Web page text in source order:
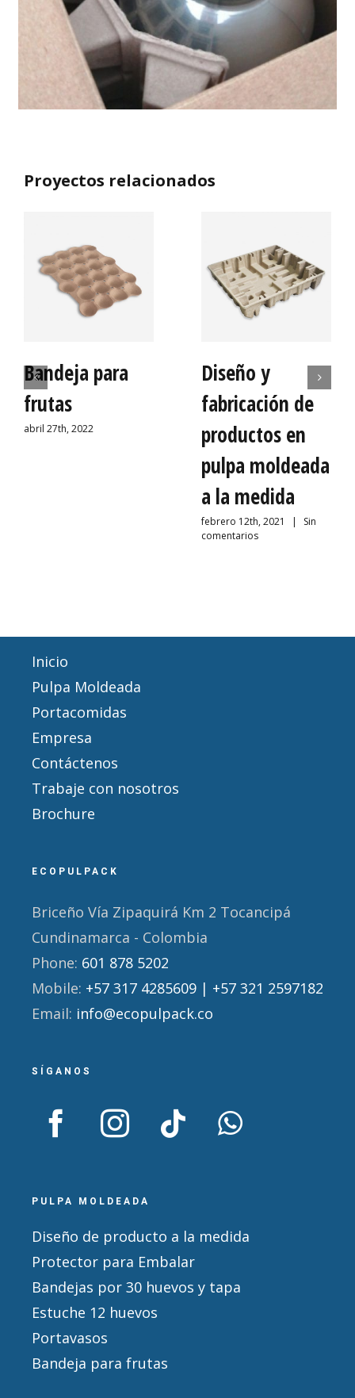
Proyectos relacionados
Bandeja para
frutas
abril 27th, 2022
Diseño y
fabricación de
productos en
pulpa moldeada
a la medida
febrero 12th, 2021 |
Sin
comentarios
Inicio
Pulpa Moldeada
Portacomidas
Empresa
Contáctenos
Trabaje con nosotros
Brochure
ECOPULPACK
Briceño Vía Zipaquirá Km 2 Tocancipá
Cundinamarca - Colombia
Phone: 601 878 5202
Mobile: +57 317 4285609 | +57 321 2597182
Email: info@ecopulpack.co
SÍGANOS
PULPA MOLDEADA
Diseño de producto a la medida
Protector para Embalar
Bandejas por 30 huevos y tapa
Estuche 12 huevos
Portavasos
Bandeja para frutas